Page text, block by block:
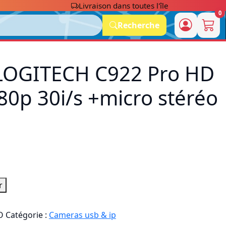
Livraison dans toutes l'île
Recherche
0
C922 Pro HD
30i/s +micro stéréo
Catégorie : Cameras usb & ip